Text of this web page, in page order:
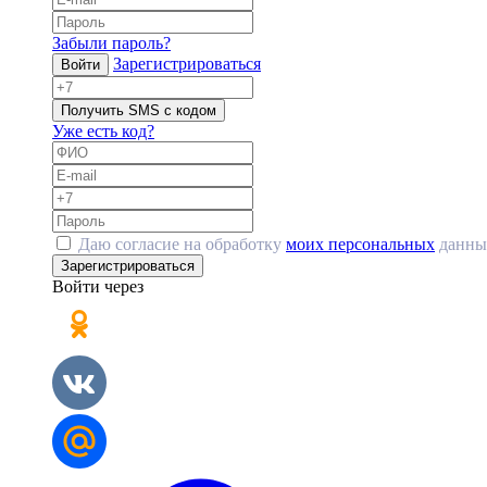
Забыли пароль?
Войти Зарегистрироваться
Получить SMS с кодом
Уже есть код?
Даю согласие на обработку моих персональных
Зарегистрироваться
Войти через